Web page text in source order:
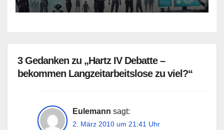
3 Gedanken zu „Hartz IV Debatte –
bekommen Langzeitarbeitslose zu viel?“
Eulemann sagt:
2. März 2010 um 21:41 Uhr